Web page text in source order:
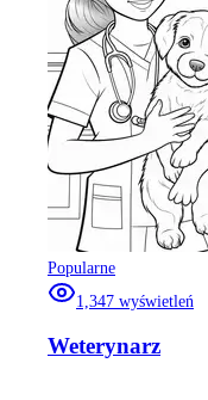
Popularne
1,347 wyświetleń
Weterynarz